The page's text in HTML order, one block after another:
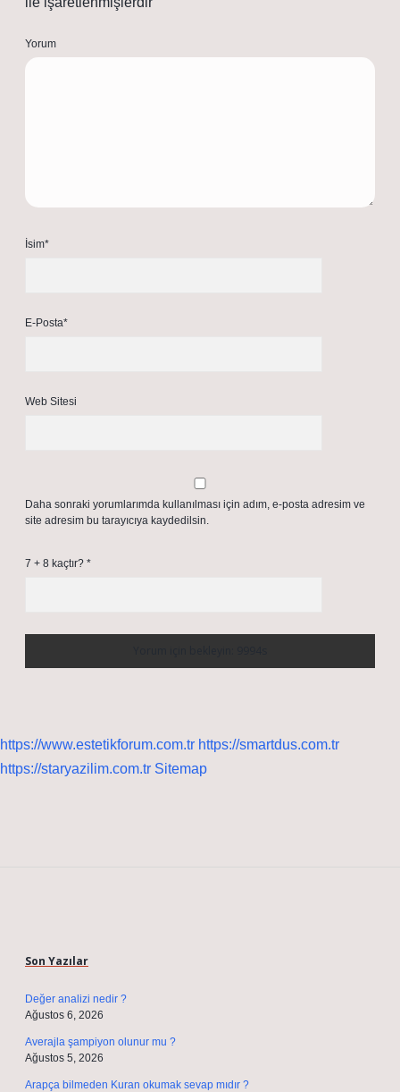
Yorum
İsim*
E-Posta*
Web Sitesi
Daha sonraki yorumlarımda kullanılması için adım, e-posta adresim ve
site adresim bu tarayıcıya kaydedilsin.
7 + 8 kaçtır? *
https://www.estetikforum.com.tr https://smartdus.com.tr
https://staryazilim.com.tr Sitemap
Son Yazılar
Değer analizi nedir ?
Ağustos 6, 2026
Averajla şampiyon olunur mu ?
Ağustos 5, 2026
Arapça bilmeden Kuran okumak sevap mıdır ?